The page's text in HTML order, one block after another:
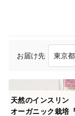
お届け先
天然のインスリン
オーガニック栽培